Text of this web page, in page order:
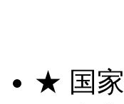
★ 国